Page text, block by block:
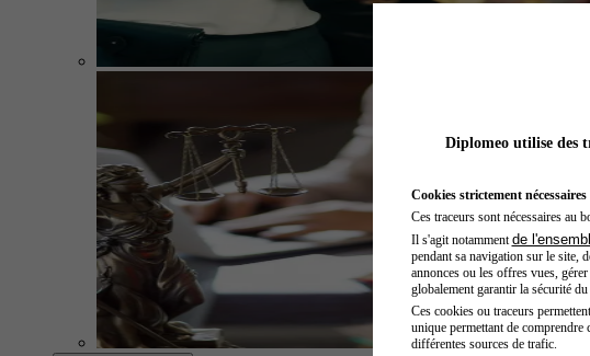
Diplomeo utilise des
Cookies strictement nécessaires
Ces traceurs sont nécessaires au
Il s'agit notamment de
pendant sa navigation sur le site,
annonces ou les offres vues,
globalement garantir la sécurité
Ces cookies ou traceurs
unique permettant de
différentes sources de trafic.